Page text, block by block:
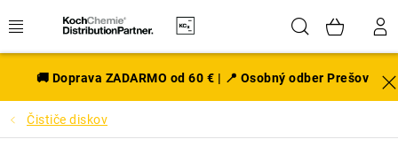
na
Hľadať
EXTERIÉR
DISKY A PNEU
🚚 Doprava ZADARMO od 60 € | 📍 Osobný odber Prešov
Čističe diskov